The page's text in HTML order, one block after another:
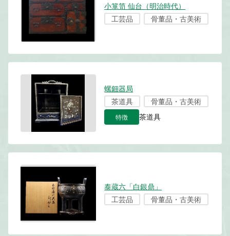
小箪笥 仙台（明治時代）
工芸品
骨董品・古美術
螺鈿器局
茶道具
骨董品・古美術
特徴 茶道具
泰蔵六「白銀鼎」
工芸品
骨董品・古美術